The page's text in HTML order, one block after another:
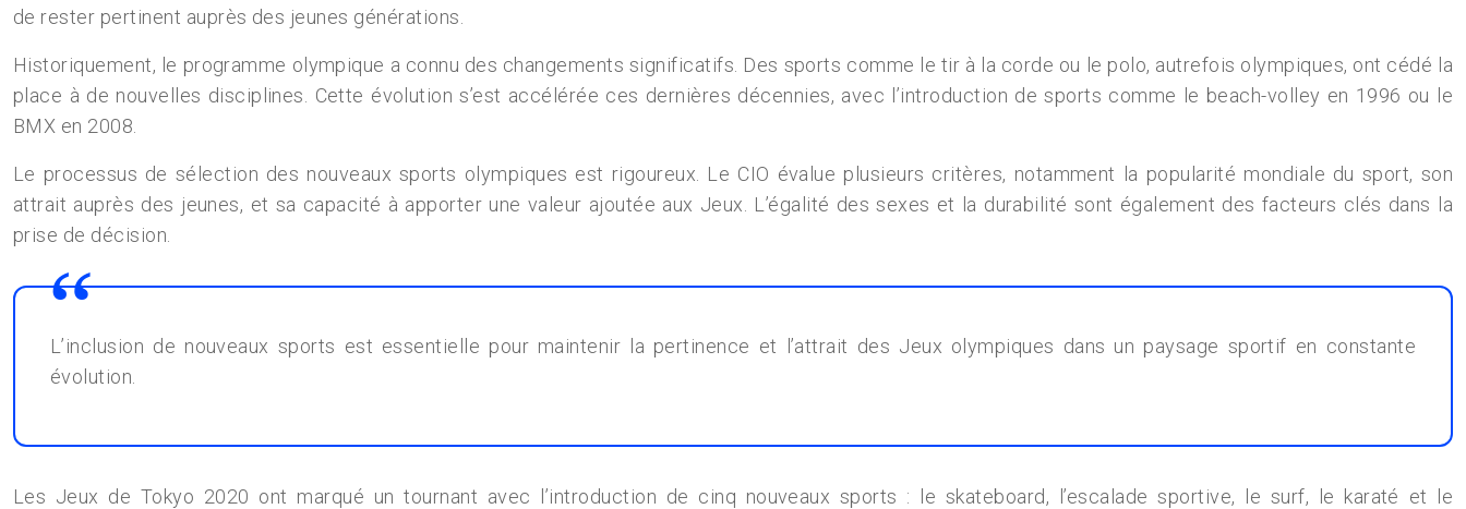
de rester pertinent auprès des jeunes générations.
Historiquement, le programme olympique a connu des changements significatifs. Des sports comme le tir à la corde ou le polo, autrefois olympiques, ont cédé la
place à de nouvelles disciplines. Cette évolution s’est accélérée ces dernières décennies, avec l’introduction de sports comme le beach-volley en 1996 ou le
BMX en 2008.
Le processus de sélection des nouveaux sports olympiques est rigoureux. Le CIO évalue plusieurs critères, notamment la popularité mondiale du sport, son
attrait auprès des jeunes, et sa capacité à apporter une valeur ajoutée aux Jeux. L’égalité des sexes et la durabilité sont également des facteurs clés dans la
prise de décision.
L’inclusion de nouveaux sports est essentielle pour maintenir la pertinence et l’attrait des Jeux olympiques dans un paysage sportif en constante
évolution.
Les Jeux de Tokyo 2020 ont marqué un tournant avec l’introduction de cinq nouveaux sports : le skateboard, l’escalade sportive, le surf, le karaté et le